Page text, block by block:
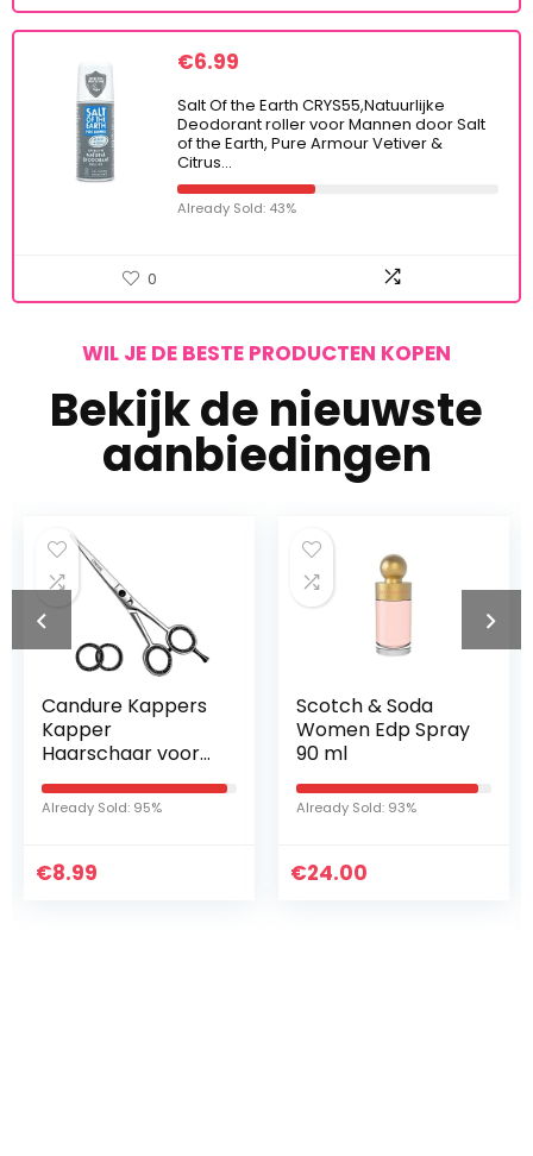
€6.99
Salt Of the Earth CRYS55,Natuurlijke
Deodorant roller voor Mannen door Salt
of the Earth, Pure Armour Vetiver &
Citrus…
Already Sold: 43%
0
WIL JE DE BESTE PRODUCTEN KOPEN
Bekijk de nieuwste
aanbiedingen
Candure Kappers
Kapper
Haarschaar voor
Professionele
Kappers Kappers
Roestvrijstalen
Already Sold: 95%
€8.99
Scotch & Soda
Women Edp Spray
90 ml
Already Sold: 93%
€24.00